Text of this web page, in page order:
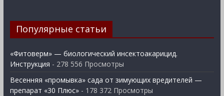
Популярные статьи
«Фитоверм» — биологический инсектоакарицид.
Инструкция - 278 556 Просмотры
Весенняя «промывка» сада от зимующих вредителей —
препарат «30 Плюс»- 178 372 Просмотры